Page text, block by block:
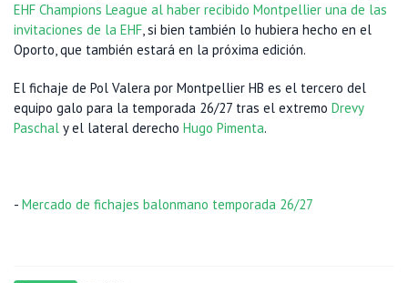
EHF Champions League al haber recibido Montpellier una de las
invitaciones de la EHF, si bien también lo hubiera hecho en el
Oporto, que también estará en la próxima edición.
El fichaje de Pol Valera por Montpellier HB es el tercero del
equipo galo para la temporada 26/27 tras el extremo Drevy
Paschal y el lateral derecho Hugo Pimenta.
- Mercado de fichajes balonmano temporada 26/27